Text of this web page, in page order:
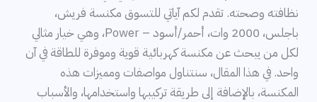
نظافته وصحته. تقدم لكم آياتي للتسوق مكنسة فريش،
باجلس، 2000 وات، أحمر/أسود – Power، وهي خيار مثالي
لكل من يبحث عن مكنسة كهربائية قوية وموفرة للطاقة في آن
واحد. في هذا المقال، سنتناول مواصفات ومميزات هذه
المكنسة، بالإضافة إلى طريقة تركيبها واستخدامها، والأسباب